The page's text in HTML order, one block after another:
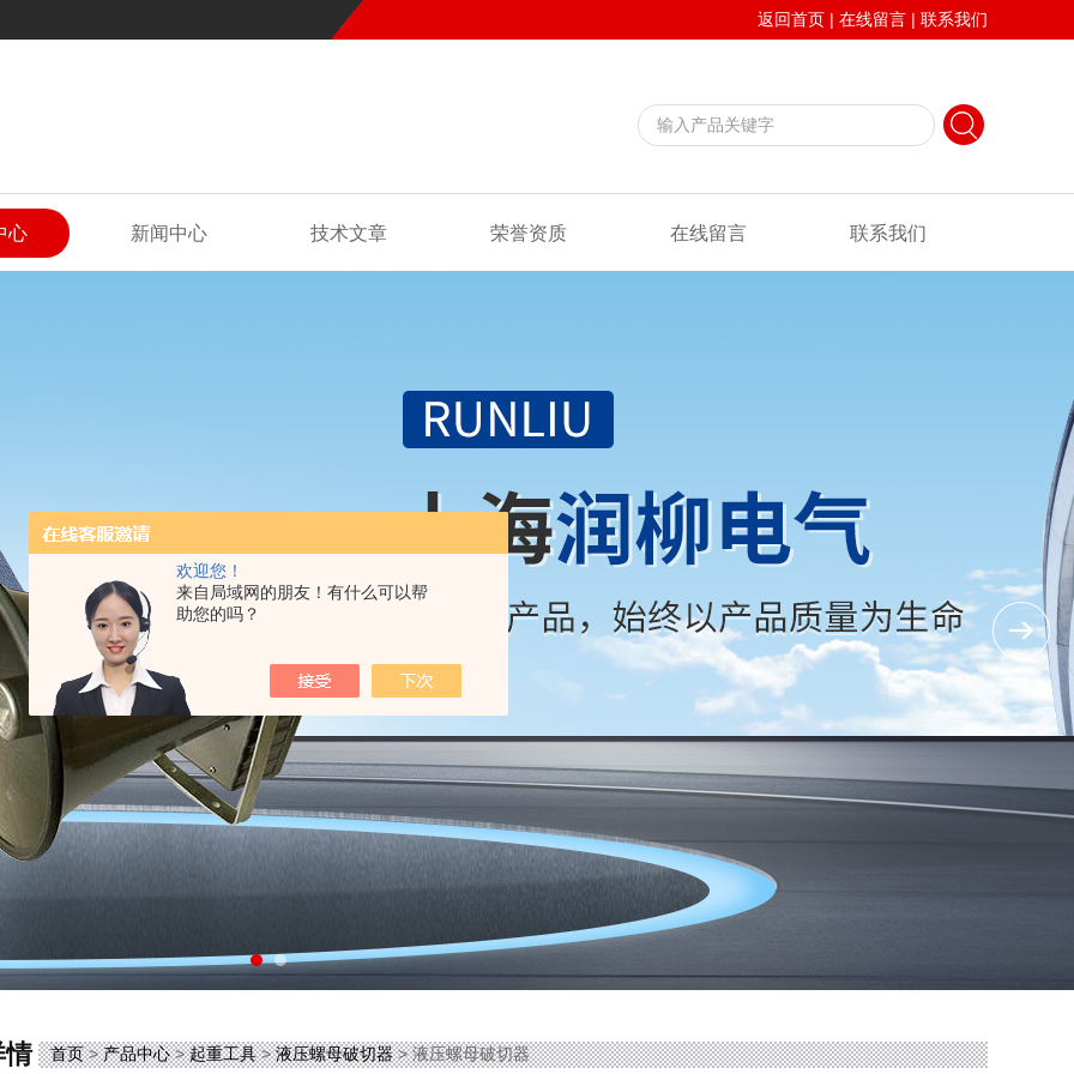
欢迎您！
来自局域网的朋友！有什么可以帮
助您的吗？
返回首页 | 在线留言 | 联系我们
心 新闻中心 技术文章 荣誉资质 在线留言 联系我们
情 首页>产品中心>起重工具>液压螺母破切器> 液压螺母破切器